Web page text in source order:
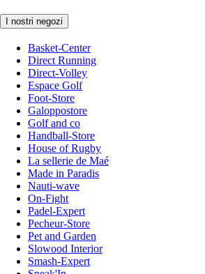
I nostri negozi
Basket-Center
Direct Running
Direct-Volley
Espace Golf
Foot-Store
Galoppostore
Golf and co
Handball-Store
House of Rugby
La sellerie de Maé
Made in Paradis
Nauti-wave
On-Fight
Padel-Expert
Pecheur-Store
Pet and Garden
Slowood Interior
Smash-Expert